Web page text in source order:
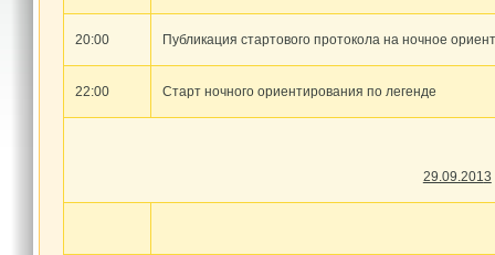
20:00 Публикация стартового протокола на ночное
22:00 Старт ночного ориентирования по легенде
29.09.201 3